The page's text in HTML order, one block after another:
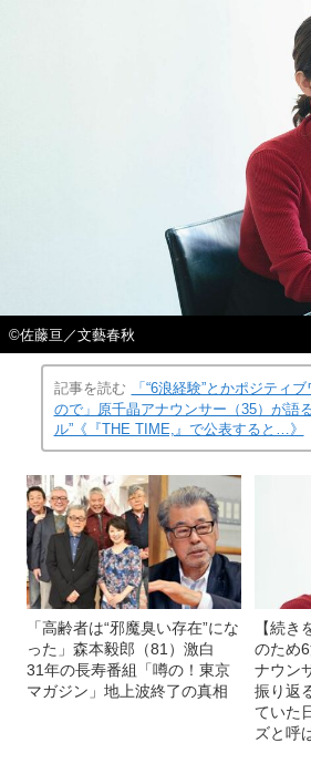
©佐藤亘／文藝春秋
記事を読む
「“6浪経験”とかポジティ
ので」原千晶アナウンサー（35）が語
ル”《『THE TIME,』で公表すると…》
「高齢者は“邪魔臭い存在”にな
った」森本毅郎（81）激白
31年の長寿番組「噂の！東京
マガジン」地上波終了の真相
【続
のため
ナウン
振り返
ていた
ズと呼